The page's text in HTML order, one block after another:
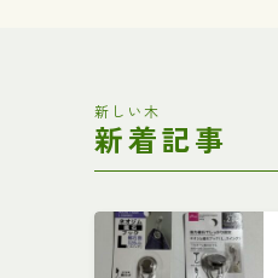
新しい木
新着記事